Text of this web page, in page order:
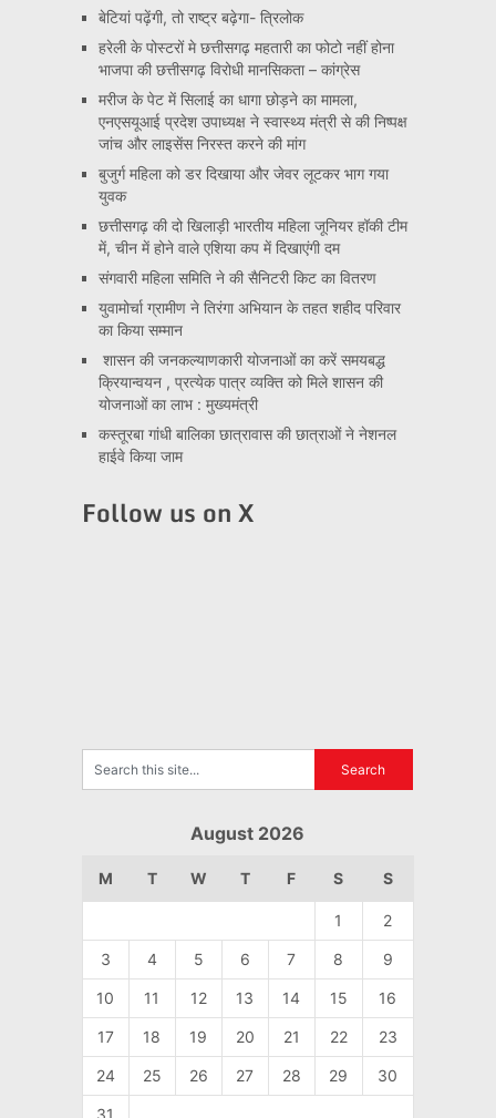
बेटियां पढ़ेंगी, तो राष्ट्र बढ़ेगा- त्रिलोक
हरेली के पोस्टरों मे छत्तीसगढ़ महतारी का फोटो नहीं होना
भाजपा की छत्तीसगढ़ विरोधी मानसिकता – कांग्रेस
मरीज के पेट में सिलाई का धागा छोड़ने का मामला,
एनएसयूआई प्रदेश उपाध्यक्ष ने स्वास्थ्य मंत्री से की निष्पक्ष
जांच और लाइसेंस निरस्त करने की मांग
बुजुर्ग महिला को डर दिखाया और जेवर लूटकर भाग गया
युवक
छत्तीसगढ़ की दो खिलाड़ी भारतीय महिला जूनियर हॉकी टीम
में, चीन में होने वाले एशिया कप में दिखाएंगी दम
संगवारी महिला समिति ने की सैनिटरी किट का वितरण
युवामोर्चा ग्रामीण ने तिरंगा अभियान के तहत शहीद परिवार
का किया सम्मान
शासन की जनकल्याणकारी योजनाओं का करें समयबद्ध
क्रियान्वयन , प्रत्येक पात्र व्यक्ति को मिले शासन की
योजनाओं का लाभ : मुख्यमंत्री
कस्तूरबा गांधी बालिका छात्रावास की छात्राओं ने नेशनल
हाईवे किया जाम
Follow us on X
August 2026
M T W T F S S
1 2
3 4 5 6 7 8 9
10 11 12 13 14 15 16
17 18 19 20 21 22 23
24 25 26 27 28 29 30
31